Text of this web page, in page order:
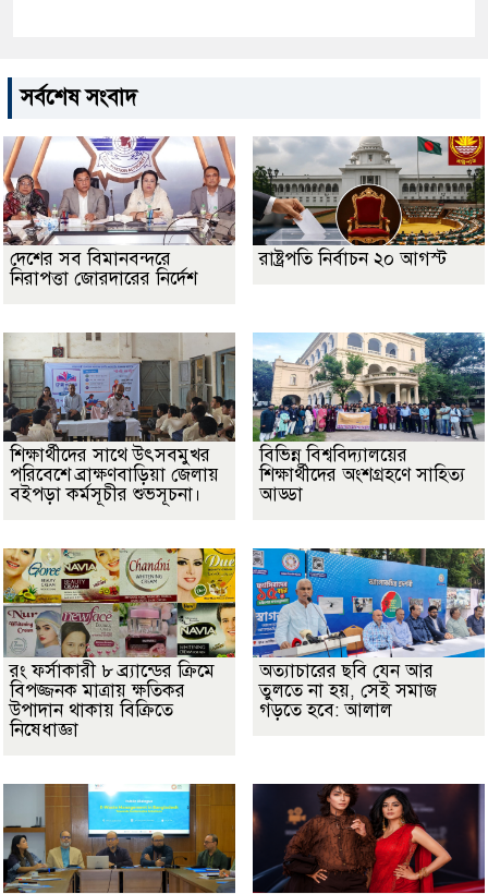
সর্বশেষ সংবাদ
দেশের সব বিমানবন্দরে
নিরাপত্তা জোরদারের নির্দেশ
রাষ্ট্রপতি নির্বাচন ২০ আগস্ট
শিক্ষার্থীদের সাথে উৎসবমুখর
পরিবেশে ব্রাক্ষণবাড়িয়া জেলায়
বইপড়া কর্মসূচীর শুভসূচনা।
বিভিন্ন বিশ্ববিদ্যালয়ের
শিক্ষার্থীদের অংশগ্রহণে সাহিত্য
আড্ডা
রং ফর্সাকারী ৮ ব্র্যান্ডের ক্রিমে
বিপজ্জনক মাত্রায় ক্ষতিকর
উপাদান থাকায় বিক্রিতে
নিষেধাজ্ঞা
অত্যাচারের ছবি যেন আর
তুলতে না হয়, সেই সমাজ
গড়তে হবে: আলাল